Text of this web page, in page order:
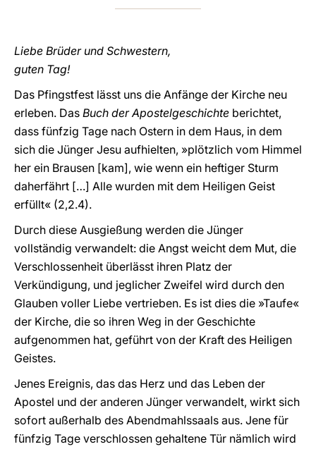
Liebe Brüder und Schwestern,
guten Tag!
Das Pfingstfest lässt uns die Anfänge der Kirche neu
erleben. Das Buch der Apostelgeschichte berichtet,
dass fünfzig Tage nach Ostern in dem Haus, in dem
sich die Jünger Jesu aufhielten, »plötzlich vom Himmel
her ein Brausen [kam], wie wenn ein heftiger Sturm
daherfährt […] Alle wurden mit dem Heiligen Geist
erfüllt« (2,2.4).
Durch diese Ausgießung werden die Jünger
vollständig verwandelt: die Angst weicht dem Mut, die
Verschlossenheit überlässt ihren Platz der
Verkündigung, und jeglicher Zweifel wird durch den
Glauben voller Liebe vertrieben. Es ist dies die »Taufe«
der Kirche, die so ihren Weg in der Geschichte
aufgenommen hat, geführt von der Kraft des Heiligen
Geistes.
Jenes Ereignis, das das Herz und das Leben der
Apostel und der anderen Jünger verwandelt, wirkt sich
sofort außerhalb des Abendmahlssaals aus. Jene für
fünfzig Tage verschlossen gehaltene Tür nämlich wird